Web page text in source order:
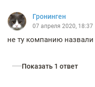
Гронинген
07 апреля 2020, 18:37
не ту компанию назвали
Показать 1 ответ